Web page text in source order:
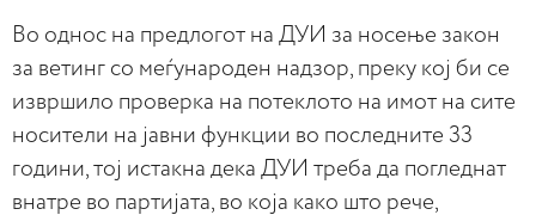
Во однос на предлогот на ДУИ за носење закон
за ветинг со меѓународен надзор, преку кој би се
извршило проверка на потеклото на имот на сите
носители на јавни функции во последните 33
години, тој истакна дека ДУИ треба да погледнат
внатре во партијата, во која како што рече,